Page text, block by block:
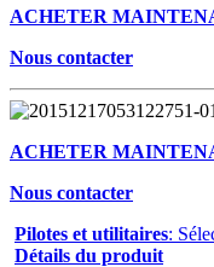
ACHETER
Nous contacter
ACHETER
Nous contacter
Pilotes et utilitaires:
Détails du produit